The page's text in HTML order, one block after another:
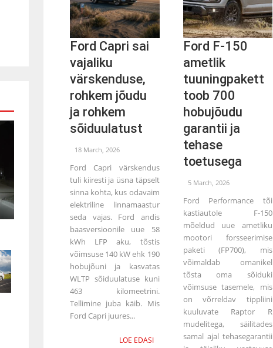
Ford Capri sai
vajaliku
värskenduse,
rohkem jõudu
ja rohkem
sõiduulatust
18 March, 2026
Ford Capri värskendus
tuli kiiresti ja üsna täpselt
sinna kohta, kus odavaim
elektriline linnamaastur
seda vajas. Ford andis
baasversioonile uue 58
kWh LFP aku, tõstis
võimsuse 140 kW ehk 190
hobujõuni ja kasvatas
WLTP sõiduulatuse kuni
463 kilomeetrini.
Tellimine juba käib. Mis
Ford Capri juures...
LOE EDASI
Ford F-150
ametlik
tuuningpakett
toob 700
hobujõudu
garantii ja
tehase
toetusega
5 March, 2026
Ford Performance tõi
kastiautole F-150
mõeldud uue ametliku
mootori forsseerimise
paketi (FP700), mis
võimaldab omanikel
tõsta oma sõiduki
võimsuse tasemele, mis
on võrreldav tippliini
kuuluvate Raptor R
mudelitega, säilitades
samal ajal tehasegarantii